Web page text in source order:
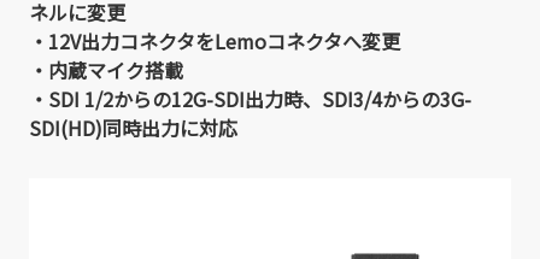
ネルに変更
・12V出力コネクタをLemoコネクタへ変更
・内蔵マイク搭載
・SDI 1/2からの12G-SDI出力時、SDI3/4からの3G-
SDI(HD)同時出力に対応